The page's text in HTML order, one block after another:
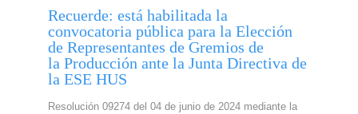
Recuerde: está habilitada la
convocatoria pública para la Elección
de Representantes de Gremios de
la Producción ante la Junta Directiva de
la ESE HUS
Resolución 09274 del 04 de junio de 2024 mediante la